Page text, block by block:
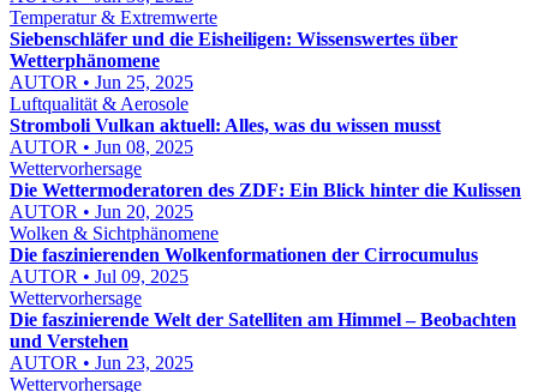
Temperatur & Extremwerte
Siebenschläfer und die Eisheiligen: Wissenswertes über
Wetterphänomene
AUTOR • Jun 25, 2025
Luftqualität & Aerosole
Stromboli Vulkan aktuell: Alles, was du wissen musst
AUTOR • Jun 08, 2025
Wettervorhersage
Die Wettermoderatoren des ZDF: Ein Blick hinter die Kulissen
AUTOR • Jun 20, 2025
Wolken & Sichtphänomene
Die faszinierenden Wolkenformationen der Cirrocumulus
AUTOR • Jul 09, 2025
Wettervorhersage
Die faszinierende Welt der Satelliten am Himmel – Beobachten
und Verstehen
AUTOR • Jun 23, 2025
Wettervorhersage